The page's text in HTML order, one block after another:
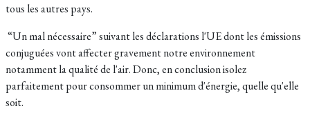
tous les autres pays.
“Un mal nécessaire” suivant les déclarations l'UE dont les émissions
conjuguées vont affecter gravement notre environnement
notamment la qualité de l'air. Donc, en conclusion isolez
parfaitement pour consommer un minimum d'énergie, quelle qu'elle
soit.